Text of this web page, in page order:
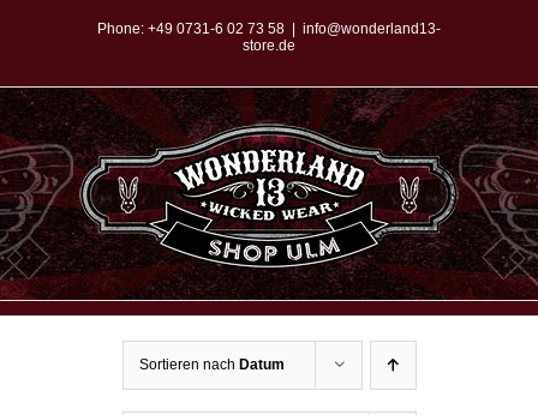
springen
Phone: +49 0731-6 02 73 58
info@wonderland13-
store.de
Sortieren nach Datum